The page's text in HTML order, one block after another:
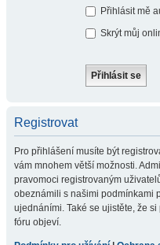
Přihlásit mě
Skrýt můj
Registrovat
Pro přihlášení musíte být
vám mnohem větší možnosti.
pravomoci registrovaným
obeznámili s našimi podmínkami
ujednáními. Také se ujistěte, že
fóru objeví.